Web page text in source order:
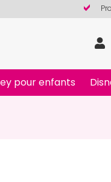
pour enfants